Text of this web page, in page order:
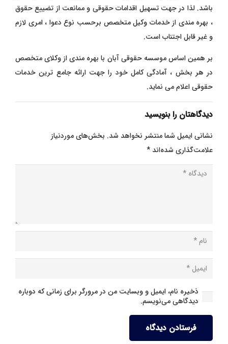
باشد. لذا در جهت تسهیل اقدامات حقوقی و ممانعت از تضییع حقوق
، بهره مندی از خدمات وکیل متخصص برحسب نوع دعوا ، امری لازم
و غیر قابل اجتناب است.
بر همین اساس موسسه حقوقی آبان با بهره مندی از وکلای متخصص
در هر بخش ، آمادگی کامل خود را جهت ارائه جامع ترین خدمات
حقوقی اعلام می نماید.
دیدگاهتان را بنویسید
نشانی ایمیل شما منتشر نخواهد شد. بخش‌های موردنیاز
علامت‌گذاری شده‌اند*
ذخیره نام، ایمیل و وبسایت من در مرورگر برای زمانی که دوباره
دیدگاهی می‌نویسم.
فرستادن دیدگاه